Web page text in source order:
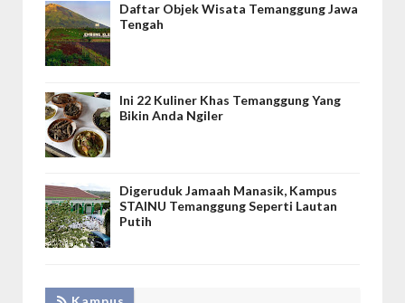
Daftar Objek Wisata Temanggung Jawa
Tengah
Ini 22 Kuliner Khas Temanggung Yang
Bikin Anda Ngiler
Digeruduk Jamaah Manasik, Kampus
STAINU Temanggung Seperti Lautan
Putih